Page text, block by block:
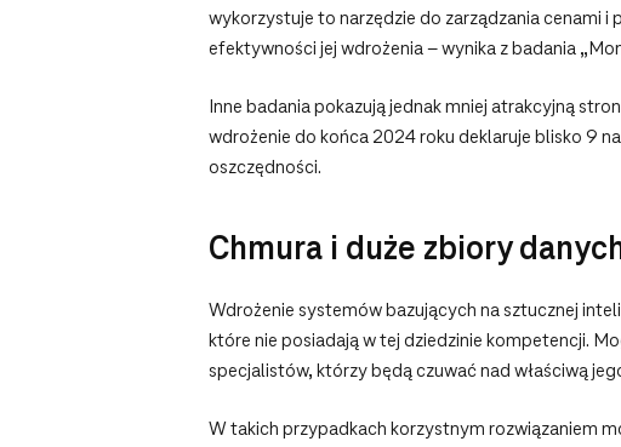
wykorzystuje to narzędzie do zarządzania cenami
efektywności jej wdrożenia – wynika z badania
Inne badania pokazują jednak mniej atrakcyjną
wdrożenie do końca 2024 roku deklaruje blisko 9
oszczędności.
Chmura i duże zbiory
Wdrożenie systemów bazujących na sztucznej
które nie posiadają w tej dziedzinie kompetencji.
specjalistów, którzy będą czuwać nad właściwą
W takich przypadkach korzystnym rozwiązaniem